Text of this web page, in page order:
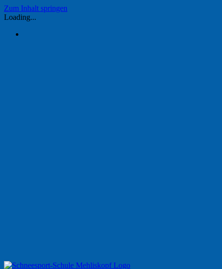
Zum Inhalt springen
Loading...